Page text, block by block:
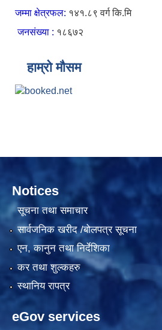
जम्मा क्षेत्रफल: १४१.८९ वर्ग कि.मि
जनसंख्या : १८६७२
हाम्रो मौसम
Notices
सूचना तथा समाचार
सार्वजनिक खरीद /बोलपत्र सूचना
एन, कानुन तथा निर्देशिका
कर तथा शुल्कहरु
स्थानिय रापत्र
eGov services